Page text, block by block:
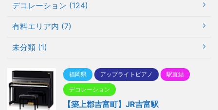
デコレーション (124)
有料エリア内 (7)
未分類 (1)
福岡県 アップライトピアノ 駅直結
デコレーション
【築上郡吉富町】JR吉富駅